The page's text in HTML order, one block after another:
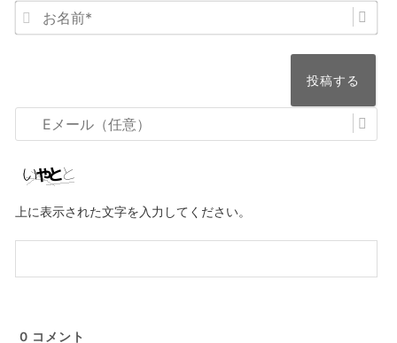
メ
ー
ル
意）
上に表示された文字を入力してください。
0 コメント